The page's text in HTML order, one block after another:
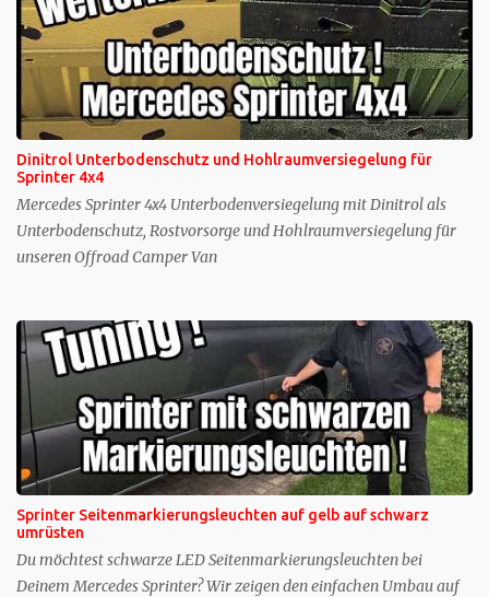
e
Dinitrol Unterbodenschutz und Hohlraumversiegelung für
Sprinter 4x4
Mercedes Sprinter 4x4 Unterbodenversiegelung mit Dinitrol als
Unterbodenschutz, Rostvorsorge und Hohlraumversiegelung für
unseren Offroad Camper Van
Sprinter Seitenmarkierungsleuchten auf gelb auf schwarz
umrüsten
Du möchtest schwarze LED Seitenmarkierungsleuchten bei
Deinem Mercedes Sprinter? Wir zeigen den einfachen Umbau auf